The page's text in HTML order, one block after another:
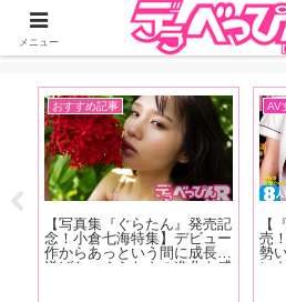
ジーオーティーが運営するちょっとHなニュ
DMMアフィリエイトが含まれ
おすすめ記事
【写真集『ぐらたん』発売記
念！小倉七海特集】デビュー
作からあっという間に成長を
遂げた、ぐらたんの進化を感
AV
【
売
勢
ン
メニュー